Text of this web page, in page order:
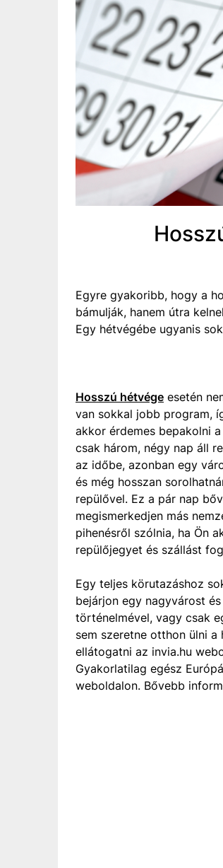
Egyre gyakoribb, hogy a
bámulják, hanem útra
Egy hétvégébe ugyanis
Hosszú hétvége esetén
van sokkal jobb program,
akkor érdemes bepakolni
csak három, négy nap áll
az időbe, azonban egy
és még hosszan
repülővel. Ez a pár nap
megismerkedjen más
pihenésről szólnia, ha Ön
repülőjegyet és szállást
Egy teljes körutazáshoz
bejárjon egy nagyvárost
történelmével, vagy csak
sem szeretne otthon ülni
ellátogatni az invia.hu
Gyakorlatilag egész
weboldalon. Bővebb